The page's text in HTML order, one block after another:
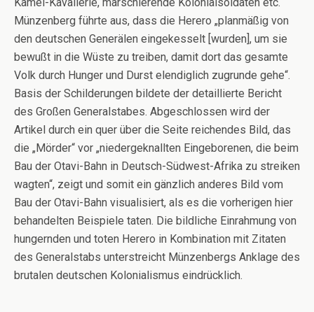
Münzenberg führte aus, dass die Herero „planmäßig von
den deutschen Generälen eingekesselt [wurden], um sie
bewußt in die Wüste zu treiben, damit dort das gesamte
Volk durch Hunger und Durst elendiglich zugrunde gehe“.
Basis der Schilderungen bildete der detaillierte Bericht
des Großen Generalstabes. Abgeschlossen wird der
Artikel durch ein quer über die Seite reichendes Bild, das
die „Mörder“ vor „niedergeknallten Eingeborenen, die beim
Bau der Otavi-Bahn in Deutsch-Südwest-Afrika zu streiken
wagten“, zeigt und somit ein gänzlich anderes Bild vom
Bau der Otavi-Bahn visualisiert, als es die vorherigen hier
behandelten Beispiele taten. Die bildliche Einrahmung von
hungernden und toten Herero in Kombination mit Zitaten
des Generalstabs unterstreicht Münzenbergs Anklage des
brutalen deutschen Kolonialismus eindrücklich.